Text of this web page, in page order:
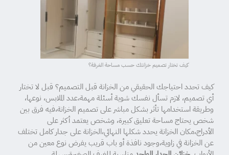
كيف تختار تصميم خزانتك حسب مساحة الغرفة؟
كيف تحدد احتياجك الحقيقي من الخزانة قبل التصميم؟ قبل لا تختار
أي تصميم، لازم تسأل نفسك شوية أسئلة مهمة،عدد الملابس، نوعها،
وطريقة استخدامها تأثر بشكل مباشر على تصميم الخزانة،فيه فرق بين
شخص يحتاج مساحة تعليق كبيرة، وشخص يعتمد أكثر على
الأدراج،مكان الخزانة يحدد شكلها النهائي،الخزانة على جدار كامل تختلف
عن الخزانة في زاوية،وجود نافذة أو باب قريب يفرض نوع معين من